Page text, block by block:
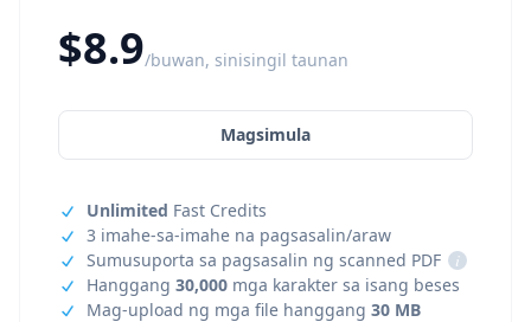
$8.9/buwan, sinisingil taunan
Magsimula
Unlimited Fast Credits
3 imahe-sa-imahe na pagsasalin/araw
Sumusuporta sa pagsasalin ng scanned PDF
i
Hanggang 30,000 mga karakter sa isang beses
Mag-upload ng mga file hanggang 30 MB